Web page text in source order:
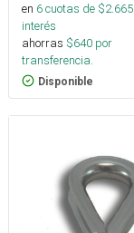
en 6cuotas de $2.665
interés
ahorras $640 por
transferencia.
Disponible